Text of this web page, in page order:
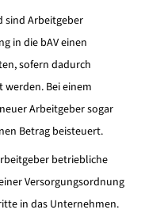
sind Arbeitgeber
in die bAV einen
sofern dadurch
Bei einem
Arbeitgeber sogar
Betrag beisteuert.
betriebliche
Versorgungsordnung
in das Unternehmen.